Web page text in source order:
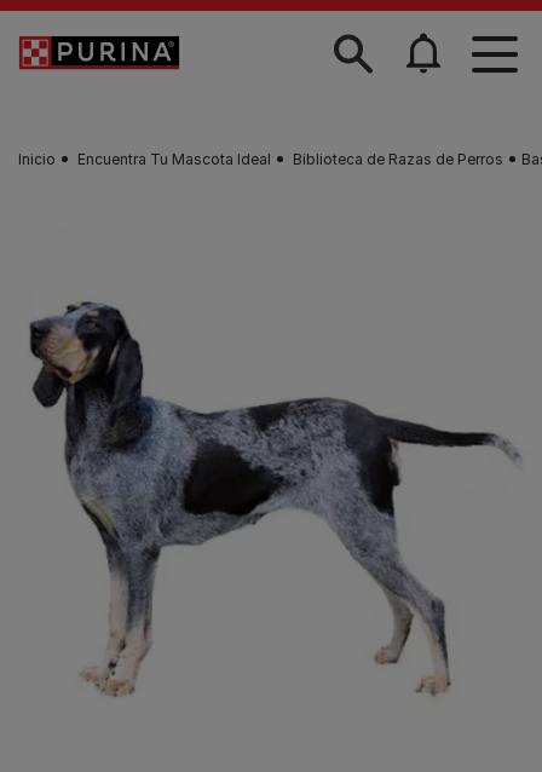
Skip to main content
Inicio Encuentra Tu Mascota Ideal Biblioteca de Razas de Perros